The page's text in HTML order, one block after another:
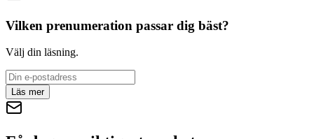
Vilken prenumeration passar dig bäst?
Välj din läsning.
Läs mer